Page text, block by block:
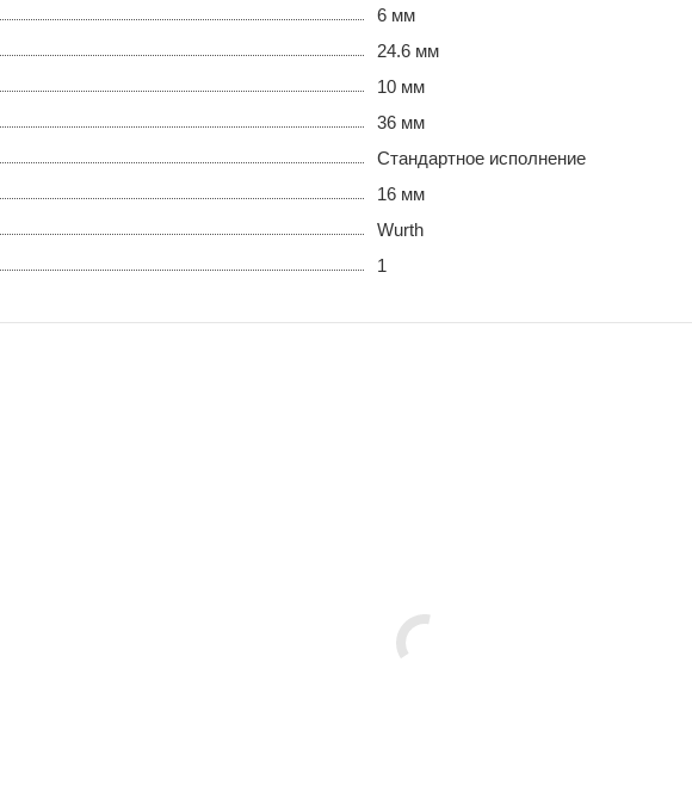
6 мм
24.6 мм
10 мм
36 мм
Стандартное исполнение
16 мм
Wurth
1